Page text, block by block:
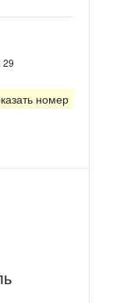
29
номер